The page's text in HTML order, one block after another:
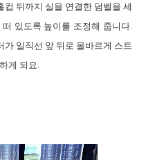
뒤까지 실을 연결한 덤벨을 세
떠 있도록 높이를 조정해 줍니다
일직선 앞 뒤로 올바르게 스트
게 되요